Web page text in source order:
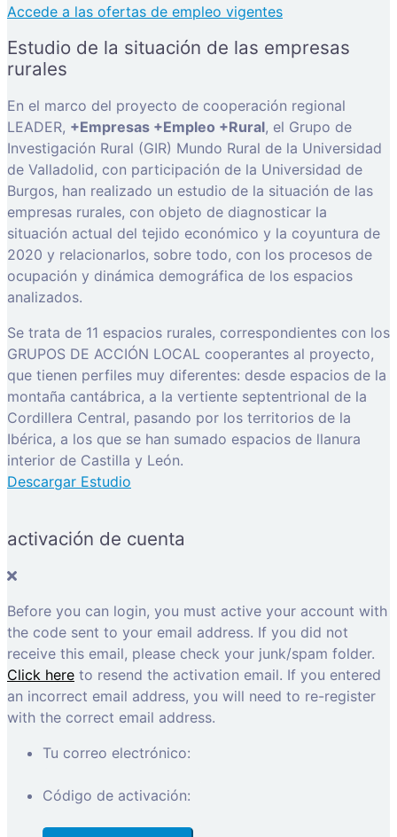
Accede a las ofertas de empleo vigentes
Estudio de la situación de las empresas
rurales
En el marco del proyecto de cooperación regional
LEADER, +Empresas +Empleo +Rural, el Grupo de
Investigación Rural (GIR) Mundo Rural de la Universidad
de Valladolid, con participación de la Universidad de
Burgos, han realizado un estudio de la situación de las
empresas rurales, con objeto de diagnosticar la
situación actual del tejido económico y la coyuntura de
2020 y relacionarlos, sobre todo, con los procesos de
ocupación y dinámica demográfica de los espacios
analizados.
Se trata de 11 espacios rurales, correspondientes con los
GRUPOS DE ACCIÓN LOCAL cooperantes al proyecto,
que tienen perfiles muy diferentes: desde espacios de la
montaña cantábrica, a la vertiente septentrional de la
Cordillera Central, pasando por los territorios de la
Ibérica, a los que se han sumado espacios de llanura
interior de Castilla y León.
Descargar Estudio
activación de cuenta
Before you can login, you must active your account with
the code sent to your email address. If you did not
receive this email, please check your junk/spam folder.
Click here to resend the activation email. If you entered
an incorrect email address, you will need to re-register
with the correct email address.
Tu correo electrónico:
Código de activación: